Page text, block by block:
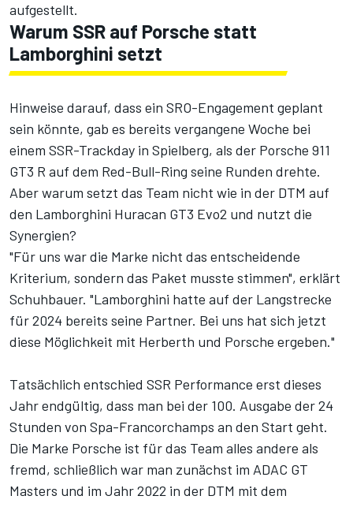
aufgestellt.
Warum SSR auf Porsche statt
Lamborghini setzt
Hinweise darauf, dass ein SRO-Engagement geplant
sein könnte, gab es bereits vergangene Woche bei
einem SSR-Trackday in Spielberg, als der Porsche 911
GT3 R auf dem Red-Bull-Ring seine Runden drehte.
Aber warum setzt das Team nicht wie in der DTM auf
den Lamborghini Huracan GT3 Evo2 und nutzt die
Synergien?
"Für uns war die Marke nicht das entscheidende
Kriterium, sondern das Paket musste stimmen", erklärt
Schuhbauer. "Lamborghini hatte auf der Langstrecke
für 2024 bereits seine Partner. Bei uns hat sich jetzt
diese Möglichkeit mit Herberth und Porsche ergeben."
Tatsächlich entschied SSR Performance erst dieses
Jahr endgültig, dass man bei der 100. Ausgabe der 24
Stunden von Spa-Francorchamps an den Start geht.
Die Marke Porsche ist für das Team alles andere als
fremd, schließlich war man zunächst im ADAC GT
Masters und im Jahr 2022 in der DTM mit dem